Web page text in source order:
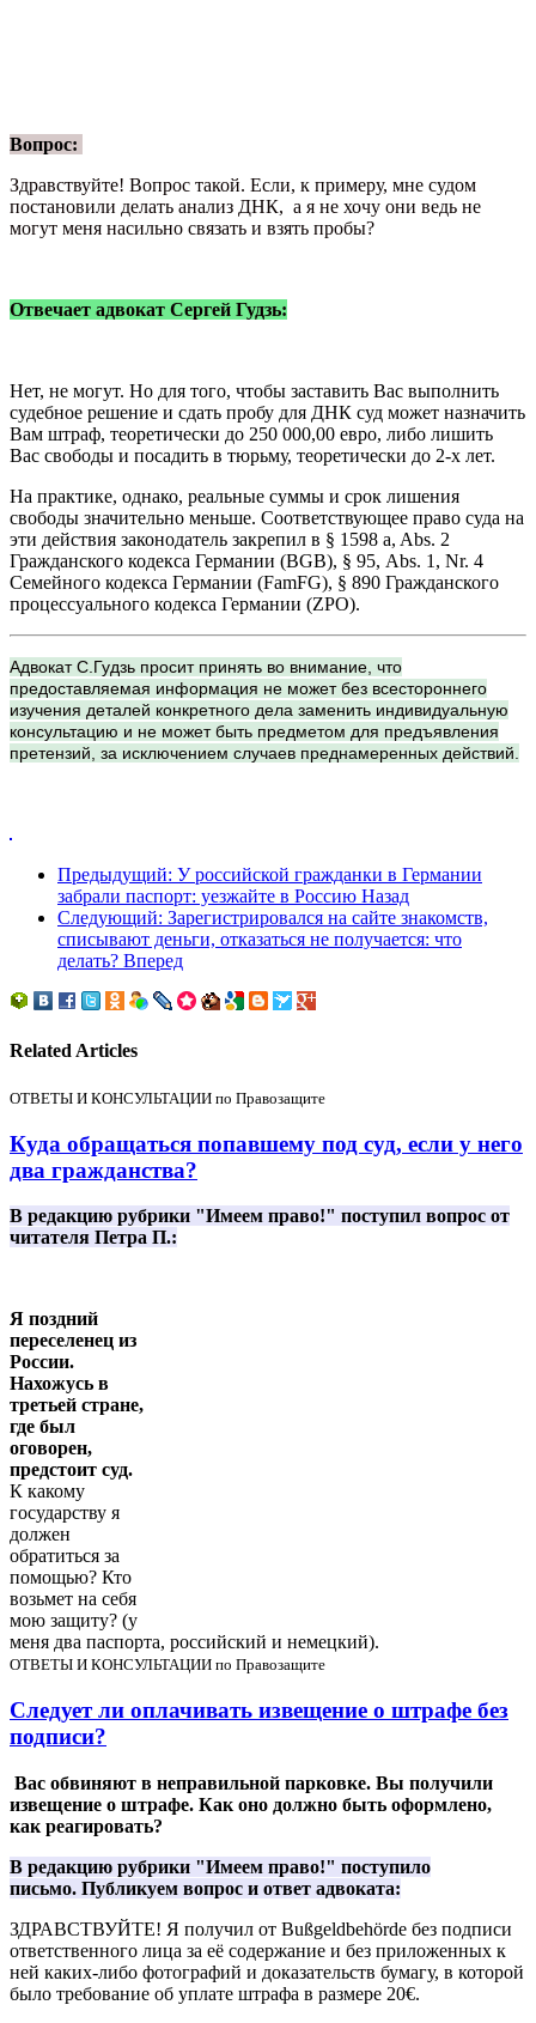
Вопрос:
Здравствуйте! Вопрос такой. Если, к примеру, мне судом
постановили делать анализ ДНК, а я не хочу они ведь не
могут меня насильно связать и взять пробы?
Отвечает адвокат Сергей Гудзь:
Нет, не могут. Но для того, чтобы заставить Вас выполнить
судебное решение и сдать пробу для ДНК суд может назначить
Вам штраф, теоретически до 250 000,00 евро, либо лишить
Вас свободы и посадить в тюрьму, теоретически до 2-х лет.
На практике, однако, реальные суммы и срок лишения
свободы значительно меньше. Соответствующее право суда на
эти действия законодатель закрепил в § 1598 a, Abs. 2
Гражданского кодекса Германии (BGB), § 95, Abs. 1, Nr. 4
Семейного кодекса Германии (FamFG), § 890 Гражданского
процессуального кодекса Германии (ZPO).
Адвокат С.Гудзь просит принять во внимание, что
предоставляемая информация не может без всестороннего
изучения деталей конкретного дела заменить индивидуальную
консультацию и не может быть предметом для предъявления
претензий, за исключением случаев преднамеренных действий.
Предыдущий: У российской гражданки в Германии
забрали паспорт: уезжайте в Россию Назад
Следующий: Зарегистрировался на сайте знакомств,
списывают деньги, отказаться не получается: что
делать? Вперед
Related Articles
ОТВЕТЫ И КОНСУЛЬТАЦИИ по Правозащите
Куда обращаться попавшему под суд, если у него
два гражданства?
В редакцию рубрики "Имеем право!" поступил вопрос от
читателя Петра П.:
Я поздний
переселенец из
России.
Нахожусь в
третьей стране,
где был
оговорен,
предстоит суд.
К какому
государству я
должен
обратиться за
помощью? Кто
возьмет на себя
мою защиту? (у
меня два паспорта, российский и немецкий).
ОТВЕТЫ И КОНСУЛЬТАЦИИ по Правозащите
Следует ли оплачивать извещение о штрафе без
подписи?
Вас обвиняют в неправильной парковке. Вы получили
извещение о штрафе. Как оно должно быть оформлено,
как реагировать?
В редакцию рубрики "Имеем право!" поступило
письмо. Публикуем вопрос и ответ адвоката:
ЗДРАВСТВУЙТЕ! Я получил от Bußgeldbehörde без подписи
ответственного лица за её содержание и без приложенных к
ней каких-либо фотографий и доказательств бумагу, в которой
было требование об уплате штрафа в размере 20€.